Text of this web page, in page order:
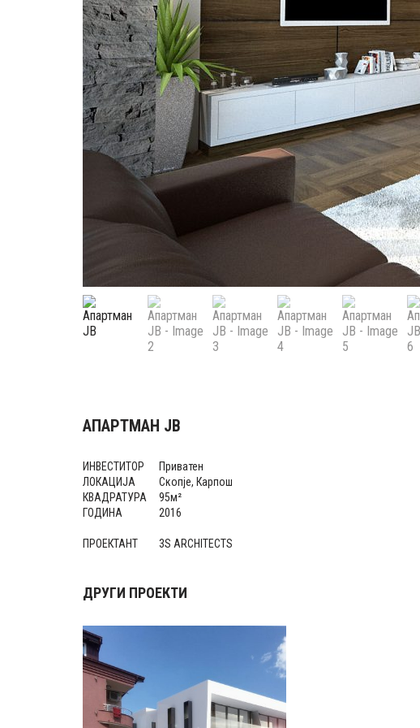
АПАРТМАН ЈВ
ИНВЕСТИТОР
Приватен
ЛОКАЦИЈА
Скопје, Карпош
КВАДРАТУРА
95м²
ГОДИНА
2016
ПРОЕКТАНТ 3S ARCHITECTS
ДРУГИ ПРОЕКТИ